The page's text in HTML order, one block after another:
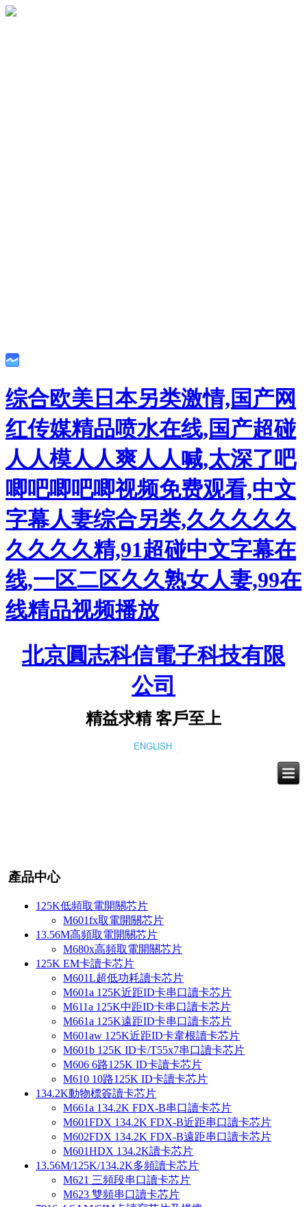
综合欧美日本另类激情,国产网
红传媒精品喷水在线,国产超碰
人人模人人爽人人喊,太深了吧
唧吧唧吧唧视频免费观看,中文
字幕人妻综合另类,久久久久久
久久久久精,91超碰中文字幕在
线,一区二区久久熟女人妻,99在
线精品视频播放
北京圓志科信電子科技有限
公司
精益求精 客戶至上
產品中心
125K低頻取電開關芯片
M601fx取電開關芯片
13.56M高頻取電開關芯片
M680x高頻取電開關芯片
125K EM卡讀卡芯片
M601L超低功耗讀卡芯片
M601a 125K近距ID卡串口讀卡芯片
M611a 125K中距ID卡串口讀卡芯片
M661a 125K遠距ID卡串口讀卡芯片
M601aw 125K近距ID卡韋根讀卡芯片
M601b 125K ID卡/T55x7串口讀卡芯片
M606 6路125K ID卡讀卡芯片
M610 10路125K ID卡讀卡芯片
134.2K動物標簽讀卡芯片
M661a 134.2K FDX-B串口讀卡芯片
M601FDX 134.2K FDX-B近距串口讀卡芯片
M602FDX 134.2K FDX-B遠距串口讀卡芯片
M601HDX 134.2K讀卡芯片
13.56M/125K/134.2K多頻讀卡芯片
M621 三頻段串口讀卡芯片
M623 雙頻串口讀卡芯片